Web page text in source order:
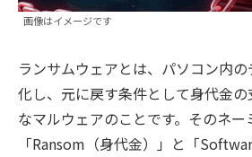
画像はイメージです
ランサムウェアとは、パソコン内
化し、元に戻す条件として身代金
なマルウェアのことです。そのネー
「Ransom（身代金）」と「